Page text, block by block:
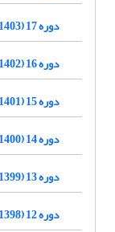
دوره 17 (1403)
دوره 16 (1402)
دوره 15 (1401)
دوره 14 (1400)
دوره 13 (1399)
دوره 12 (1398)